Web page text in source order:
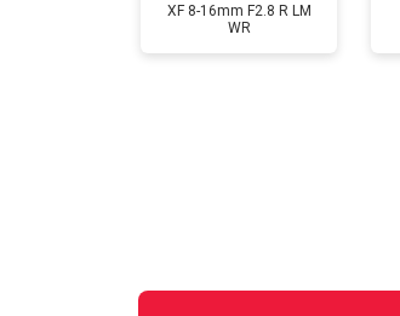
XF 8-16mm F2.8 R LM
WR